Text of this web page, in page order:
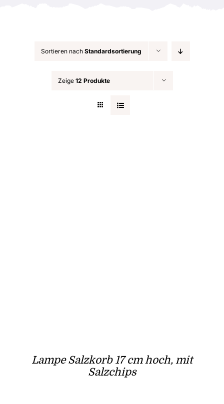
Sortieren nach Standardsortierung
Zeige 12 Produkte
Lampe Salzkorb 17 cm hoch, mit
Salzchips